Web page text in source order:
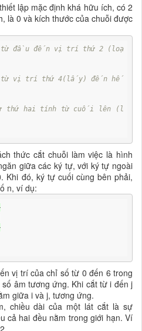
lập mặc định khá hữu ích, có 2
là 0 và kích thước của chuỗi được
từ đầu đến vị trí thứ 2 (loạ
từ vị trí thứ 4(lấy) đến hế
thứ hai tính từ cuối lên (l
thức cắt chuỗi làm việc là hình
giữa các ký tự, với ký tự ngoài
Khi đó, ký tự cuối cùng bên phải,
n, ví dụ:
vị trí của chỉ số từ 0 đến 6 trong
âm tương ứng. Khi cắt từ i đến j
giữa i và j, tương ứng.
chiều dài của một lát cắt là sự
cả hai đều nằm trong giới hạn. Ví